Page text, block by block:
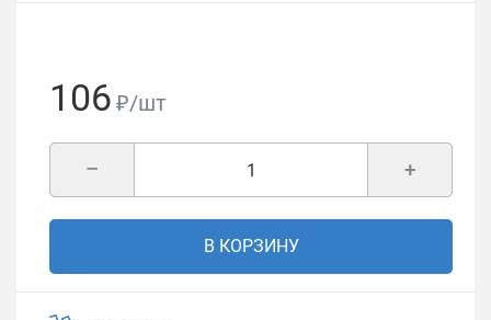
106 ₽/шт
+
–
В КОРЗИНУ